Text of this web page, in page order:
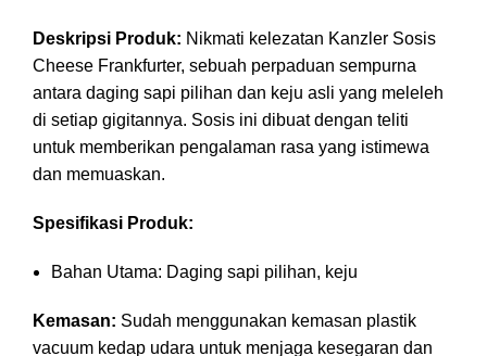
Deskripsi Produk: Nikmati kelezatan Kanzler Sosis
Cheese Frankfurter, sebuah perpaduan sempurna
antara daging sapi pilihan dan keju asli yang meleleh
di setiap gigitannya. Sosis ini dibuat dengan teliti
untuk memberikan pengalaman rasa yang istimewa
dan memuaskan.
Spesifikasi Produk:
Bahan Utama: Daging sapi pilihan, keju
Kemasan: Sudah menggunakan kemasan plastik
vacuum kedap udara untuk menjaga kesegaran dan